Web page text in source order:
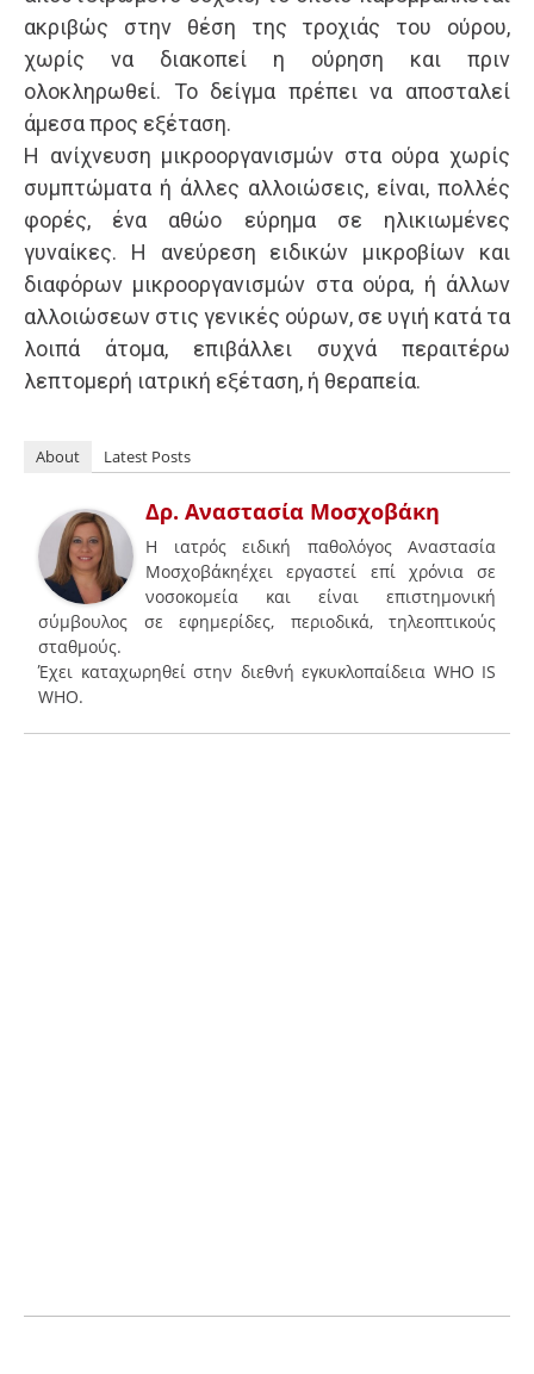
ακριβώς στην θέση της τροχιάς του ούρου,
χωρίς να διακοπεί η ούρηση και πριν
ολοκληρωθεί. Το δείγμα πρέπει να αποσταλεί
άμεσα προς εξέταση.
Η ανίχνευση μικροοργανισμών στα ούρα χωρίς
συμπτώματα ή άλλες αλλοιώσεις, είναι, πολλές
φορές, ένα αθώο εύρημα σε ηλικιωμένες
γυναίκες. Η ανεύρεση ειδικών μικροβίων και
διαφόρων μικροοργανισμών στα ούρα, ή άλλων
αλλοιώσεων στις γενικές ούρων, σε υγιή κατά τα
λοιπά άτομα, επιβάλλει συχνά περαιτέρω
λεπτομερή ιατρική εξέταση, ή θεραπεία.
About Latest Posts
Δρ. Αναστασία Μοσχοβάκη
Η ιατρός ειδική παθολόγος Αναστασία
Μοσχοβάκηέχει εργαστεί επί χρόνια σε
νοσοκομεία και είναι επιστημονική
σύμβουλος σε εφημερίδες, περιοδικά, τηλεοπτικούς
σταθμούς.
Έχει καταχωρηθεί στην διεθνή εγκυκλοπαίδεια WHO IS
WHO.